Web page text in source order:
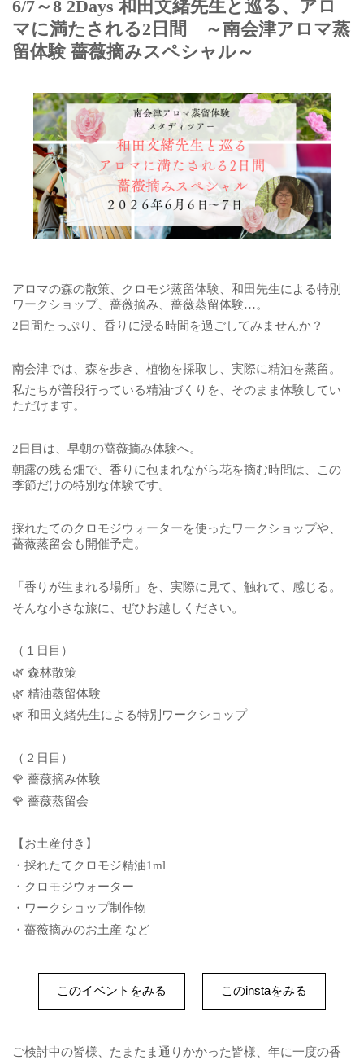
6/7～8 2Days 和田文緒先生と巡る、アロ
マに満たされる2日間 ～南会津アロマ蒸
留体験 薔薇摘みスペシャル～
アロマの森の散策、クロモジ蒸留体験、和田先生による特別
ワークショップ、薔薇摘み、薔薇蒸留体験…。
2日間たっぷり、香りに浸る時間を過ごしてみませんか？
南会津では、森を歩き、植物を採取し、実際に精油を蒸留。
私たちが普段行っている精油づくりを、そのまま体験してい
ただけます。
2日目は、早朝の薔薇摘み体験へ。
朝露の残る畑で、香りに包まれながら花を摘む時間は、この
季節だけの特別な体験です。
採れたてのクロモジウォーターを使ったワークショップや、
薔薇蒸留会も開催予定。
「香りが生まれる場所」を、実際に見て、触れて、感じる。
そんな小さな旅に、ぜひお越しください。
（１日目）
🌿 森林散策
🌿 精油蒸留体験
🌿 和田文緒先生による特別ワークショップ
（２日目）
🌹 薔薇摘み体験
🌹 薔薇蒸留会
【お土産付き】
・採れたてクロモジ精油1ml
・クロモジウォーター
・ワークショップ制作物
・薔薇摘みのお土産 など
このイベントをみる このinstaをみる
ご検討中の皆様、たまたま通りかかった皆様、年に一度の香